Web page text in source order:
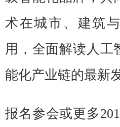
术在城市、建筑
用，全面解读人工
能化产业链的最新
报名参会或更多